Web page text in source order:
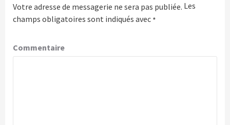
Votre adresse de messagerie ne sera pas publiée. Les
champs obligatoires sont indiqués avec *
Commentaire